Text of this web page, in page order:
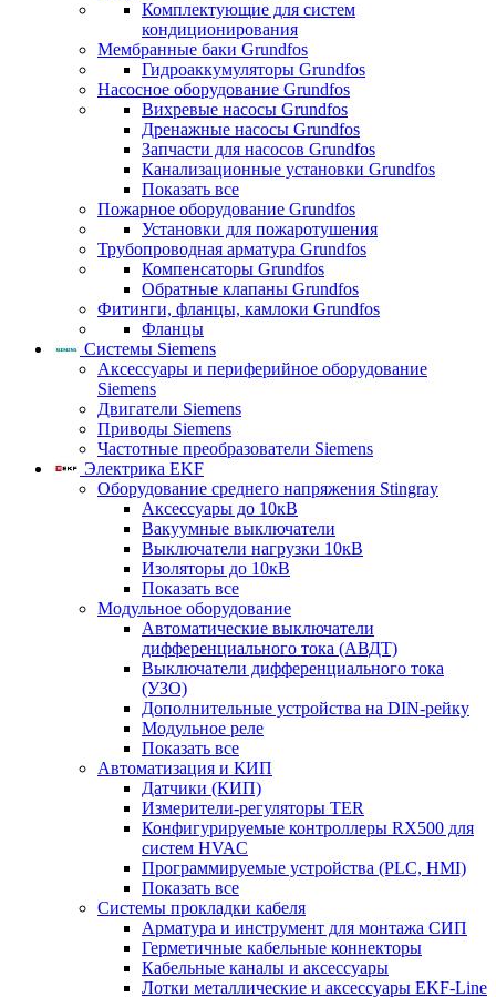
Комплектующие для систем
кондиционирования
Мембранные баки Grundfos
Гидроаккумуляторы Grundfos
Насосное оборудование Grundfos
Вихревые насосы Grundfos
Дренажные насосы Grundfos
Запчасти для насосов Grundfos
Канализационные установки Grundfos
Показать все
Пожарное оборудование Grundfos
Установки для пожаротушения
Трубопроводная арматура Grundfos
Компенсаторы Grundfos
Обратные клапаны Grundfos
Фитинги, фланцы, камлоки Grundfos
Фланцы
Системы Siemens
Аксессуары и периферийное оборудование
Siemens
Двигатели Siemens
Приводы Siemens
Частотные преобразователи Siemens
Электрика EKF
Оборудование среднего напряжения Stingray
Аксессуары до 10кВ
Вакуумные выключатели
Выключатели нагрузки 10кВ
Изоляторы до 10кВ
Показать все
Модульное оборудование
Автоматические выключатели
дифференциального тока (АВДТ)
Выключатели дифференциального тока
(УЗО)
Дополнительные устройства на DIN-рейку
Модульное реле
Показать все
Автоматизация и КИП
Датчики (КИП)
Измерители-регуляторы TER
Конфигурируемые контроллеры RX500 для
систем HVAC
Программируемые устройства (PLC, HMI)
Показать все
Системы прокладки кабеля
Арматура и инструмент для монтажа СИП
Герметичные кабельные коннекторы
Кабельные каналы и аксессуары
Лотки металлические и аксессуары EKF-Line